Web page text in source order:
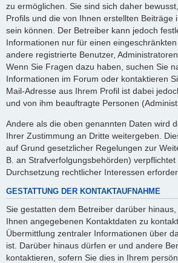
zu ermöglichen. Sie sind sich daher
Profils und die von Ihnen erstellten Beiträge
sein können. Der Betreiber kann jedoch
Informationen nur für einen eingeschränkten
andere registrierte Benutzer,
Wenn Sie Fragen dazu haben, suchen Sie
Informationen im Forum oder kontaktieren
Mail-Adresse aus Ihrem Profil ist dabei
und von ihm beauftragte Personen
Andere als die oben genannten Daten wird
Ihrer Zustimmung an Dritte weitergeben.
auf Grund gesetzlicher Regelungen zur
B. an Strafverfolgungsbehörden)
Durchsetzung rechtlicher Interessen
GESTATTUNG DER KONTAKTAUFNAHME
Sie gestatten dem Betreiber darüber
Ihnen angegebenen Kontaktdaten zu
Übermittlung zentraler Informationen über
ist. Darüber hinaus dürfen er und andere
kontaktieren, sofern Sie dies in Ihrem